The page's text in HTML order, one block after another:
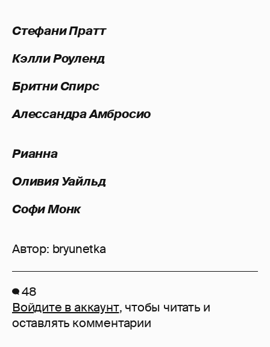
Стефани Пратт
Кэлли Роуленд
Бритни Спирс
Алессандра Амбросио
Рианна
Оливия Уайльд
Софи Монк
Автор: bryunetka
48
Войдите в аккаунт, чтобы читать и
оставлять комментарии